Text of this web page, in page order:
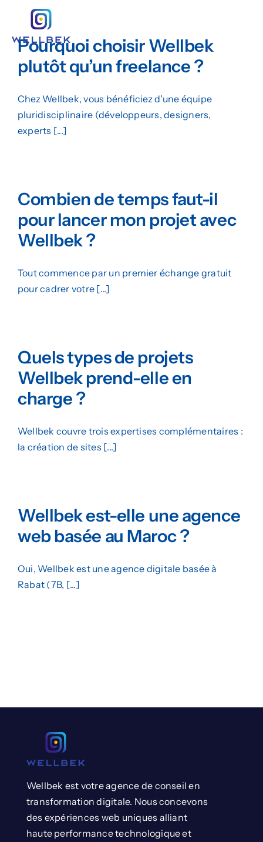
contenu
Création de Site Web
Design Graphique
Demander un Devis
Pourquoi choisir Wellbek
plutôt qu’un freelance ?
Chez Wellbek, vous bénéficiez d'une équipe
pluridisciplinaire (développeurs, designers,
experts [...]
Combien de temps faut-il
pour lancer mon projet avec
Wellbek ?
Tout commence par un premier échange gratuit
pour cadrer votre [...]
Quels types de projets
Wellbek prend-elle en
charge ?
Wellbek couvre trois expertises complémentaires :
la création de sites [...]
Wellbek est-elle une agence
web basée au Maroc ?
Oui, Wellbek est une agence digitale basée à
Rabat (7B, [...]
Wellbek est votre agence de conseil en
transformation digitale. Nous concevons
des expériences web uniques alliant
haute performance technologique et